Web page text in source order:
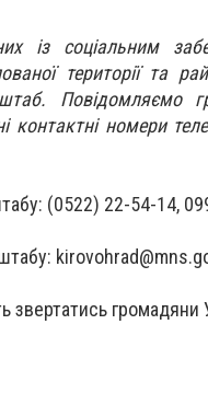
із соціальним
території та
штаб. Повідомляємо
контактні номери
(0522) 22-54-14,
звертатись громадяни